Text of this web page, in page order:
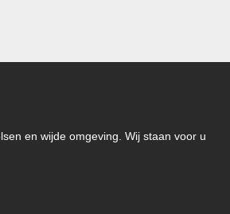
en wijde omgeving. Wij staan voor u